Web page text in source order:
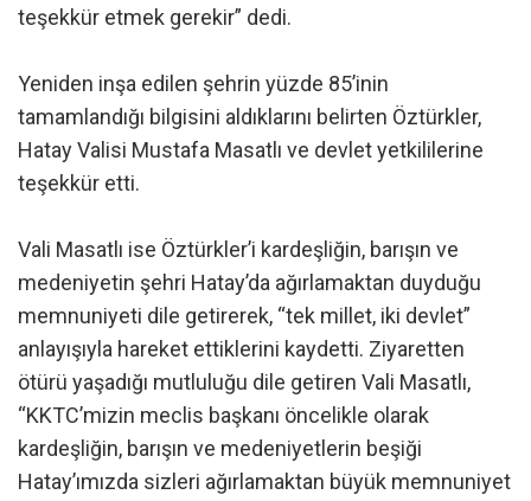
teşekkür etmek gerekir” dedi.
Yeniden inşa edilen şehrin yüzde 85’inin
tamamlandığı bilgisini aldıklarını belirten Öztürkler,
Hatay Valisi Mustafa Masatlı ve devlet yetkililerine
teşekkür etti.
Vali Masatlı ise Öztürkler’i kardeşliğin, barışın ve
medeniyetin şehri Hatay’da ağırlamaktan duyduğu
memnuniyeti dile getirerek, “tek millet, iki devlet”
anlayışıyla hareket ettiklerini kaydetti. Ziyaretten
ötürü yaşadığı mutluluğu dile getiren Vali Masatlı,
“KKTC’mizin meclis başkanı öncelikle olarak
kardeşliğin, barışın ve medeniyetlerin beşiği
Hatay’ımızda sizleri ağırlamaktan büyük memnuniyet